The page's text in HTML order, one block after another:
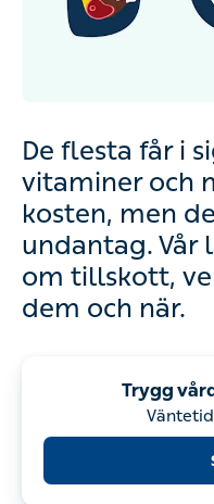
De flesta får i
vitaminer och
kosten, men
undantag. Vår
om tillskott,
dem och när.
Trygg